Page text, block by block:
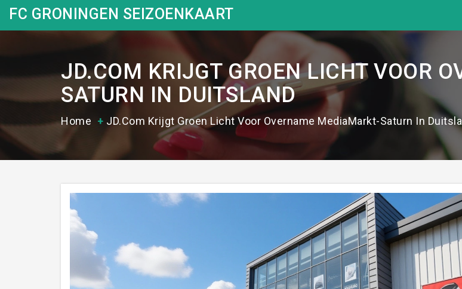
FC GRONINGEN SEIZOENKAART
JD.COM KRIJGT GROEN LICHT VOOR
SATURN IN DUITSLAND
Home JD.com Krijgt Groen Licht Voor Overname MediaMarkt-Saturn In